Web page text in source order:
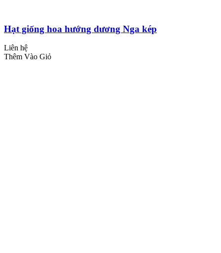
Hạt giống hoa hướng dương Nga kép
Liên hệ
Thêm Vào Giỏ